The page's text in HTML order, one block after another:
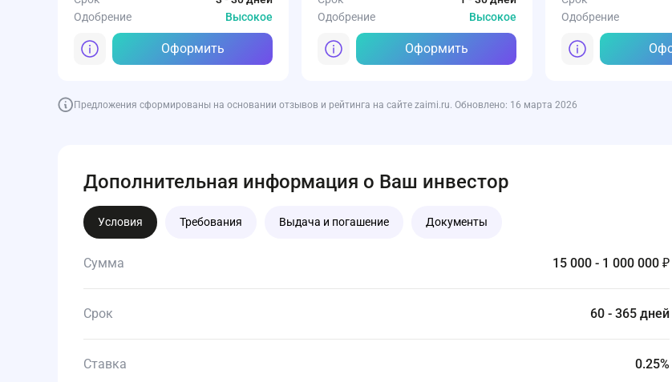
Одобрение
Высокое
Оформить
Одобрение
Высокое
Оформить
Одобрение
Предложения сформированы на основании отзывов и рейтинга на сайте zaimi.ru. Обновлено: 16 марта 2026
Дополнительная информация о Ваш инвестор
Условия Требования Выдача и погашение Документы
Сумма 15 000 - 1 000 000 ₽
Срок 60 - 365 дней
Ставка 0.25%